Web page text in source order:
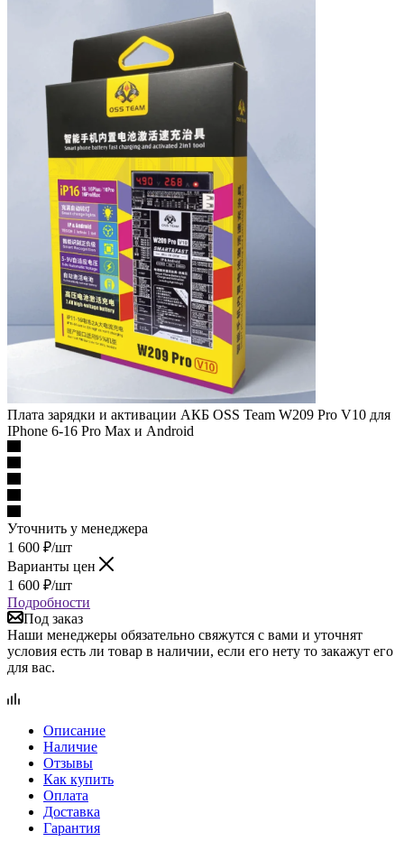
Плата зарядки и активации АКБ OSS Team W209 Pro V10 для
Уточнить у менеджера
1 600
Варианты цен
1 600 ₽/шт
Подробности
Под заказ
Наши менеджеры обязательно свяжутся с вами и уточнят
условия есть ли товар в наличии, если его нету то закажут его
для вас.
Отзывы
Как купить
Оплата
Доставка
Гарантия